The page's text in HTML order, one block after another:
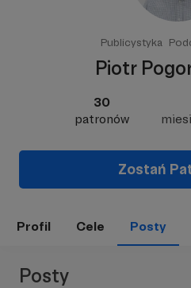
Publicystyka
Piotr
30
patronów
Zostań
Profil Cele Posty
Posty